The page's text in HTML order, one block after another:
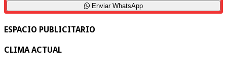
Enviar WhatsApp
ESPACIO PUBLICITARIO
CLIMA ACTUAL